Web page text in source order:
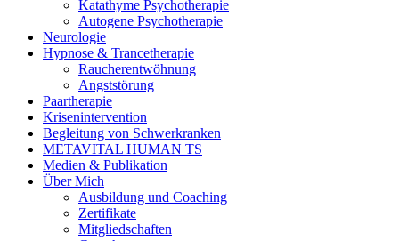
Katathyme Psychotherapie
Autogene Psychotherapie
Neurologie
Hypnose & Trancetherapie
Raucherentwöhnung
Angststörung
Paartherapie
Krisenintervention
Begleitung von Schwerkranken
METAVITAL HUMAN TS
Medien & Publikation
Über Mich
Ausbildung und Coaching
Zertifikate
Mitgliedschaften